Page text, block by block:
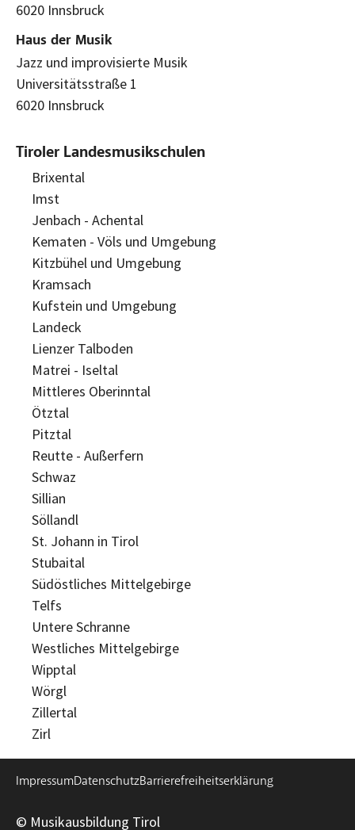
6020 Innsbruck
Haus der Musik
Jazz und improvisierte Musik
Universitätsstraße 1
6020 Innsbruck
Tiroler Landesmusikschulen
Brixental
Imst
Jenbach - Achental
Kematen - Völs und Umgebung
Kitzbühel und Umgebung
Kramsach
Kufstein und Umgebung
Landeck
Lienzer Talboden
Matrei - Iseltal
Mittleres Oberinntal
Ötztal
Pitztal
Reutte - Außerfern
Schwaz
Sillian
Söllandl
St. Johann in Tirol
Stubaital
Südöstliches Mittelgebirge
Telfs
Untere Schranne
Westliches Mittelgebirge
Wipptal
Wörgl
Zillertal
Zirl
ImpressumDatenschutzBarrierefreiheitserklärung
© Musikausbildung Tirol